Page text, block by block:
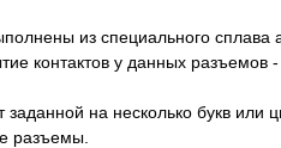
из специального
контактов у данных разъемов -
на несколько букв или
разъемы.